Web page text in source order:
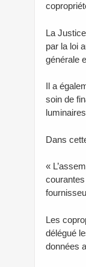
La
par la loi
générale
Il a
soin de
Dans
«
Les
délégué
données